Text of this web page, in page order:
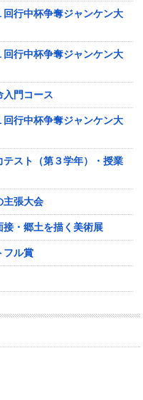
行中杯争奪ジャンケン大
行中杯争奪ジャンケン大
門コース
行中杯争奪ジャンケン大
スト（第３学年）・授業
張大会
・郷土を描く美術展
フル賞